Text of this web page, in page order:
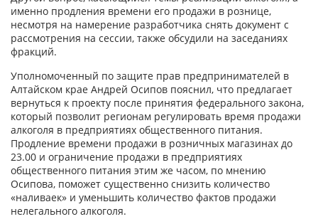
именно продления времени его продажи в рознице,
несмотря на намерение разработчика снять документ с
рассмотрения на сессии, также обсудили на заседаниях
фракций.
Уполномоченный по защите прав предпринимателей в
Алтайском крае Андрей Осипов пояснил, что предлагает
вернуться к проекту после принятия федерального закона,
который позволит регионам регулировать время продажи
алкоголя в предприятиях общественного питания.
Продление времени продажи в розничных магазинах до
23.00 и ограничение продажи в предприятиях
общественного питания этим же часом, по мнению
Осипова, поможет существенно снизить количество
«наливаек» и уменьшить количество фактов продажи
нелегального алкоголя.